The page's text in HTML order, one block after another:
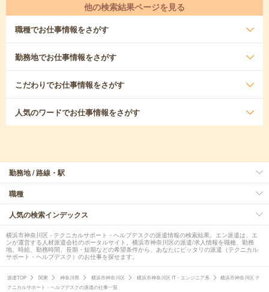
他の検索結果ページを見る
職種でお仕事情報をさがす
勤務地でお仕事情報をさがす
こだわりでお仕事情報をさがす
人気のワードでお仕事情報をさがす
勤務地 / 路線・駅
職種
人気の検索インデックス
横浜市神奈川区 - テクニカルサポート・ヘルプデスクの派遣情報の検索結果。エン派遣は、エ
ンが運営する人材派遣会社のポータルサイト。横浜市神奈川区の派遣/求人情報を職種、勤務
地、時給、勤務時間、長期・短期などの希望条件から、あなたにピッタリの派遣（テクニカル
サポート・ヘルプデスク）のお仕事を探せます。
派遣TOP 関東 神奈川県 横浜市神奈川区 横浜市神奈川区 IT・エンジニア系
横浜市神奈川区 テ
クニカルサポート・ヘルプデスクの派遣の仕事一覧